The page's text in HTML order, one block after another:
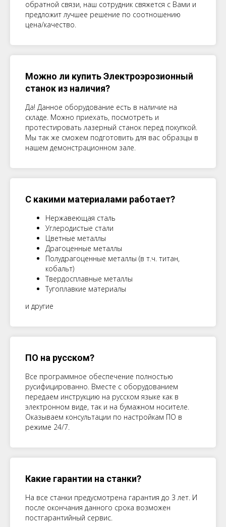
обратной связи, наш сотрудник свяжется с Вами и
предложит лучшее решение по соотношению
цена/качество.
Можно ли купить Электроэрозионный
станок из наличия?
Да! Данное оборудование есть в наличие на
складе. Можно приехать, посмотреть и
протестировать лазерный станок перед покупкой.
Мы так же сможем подготовить для вас образцы в
нашем демонстрационном зале.
С какими материалами работает?
Нержавеющая сталь
Углеродистые стали
Цветные металлы
Драгоценные металлы
Полудрагоценные металлы (в т.ч. титан,
кобальт)
Твердосплавные металлы
Тугоплавкие материалы
и другие
ПО на русском?
Все программное обеспечение полностью
русифицированно. Вместе с оборудованием
передаем инструкцию на русском языке как в
электронном виде, так и на бумажном носителе.
Оказываем консультации по настройкам ПО в
режиме 24/7.
Какие гарантии на станки?
На все станки предусмотрена гарантия до 3 лет. И
после окончания данного срока возможен
постгарантийный сервис.